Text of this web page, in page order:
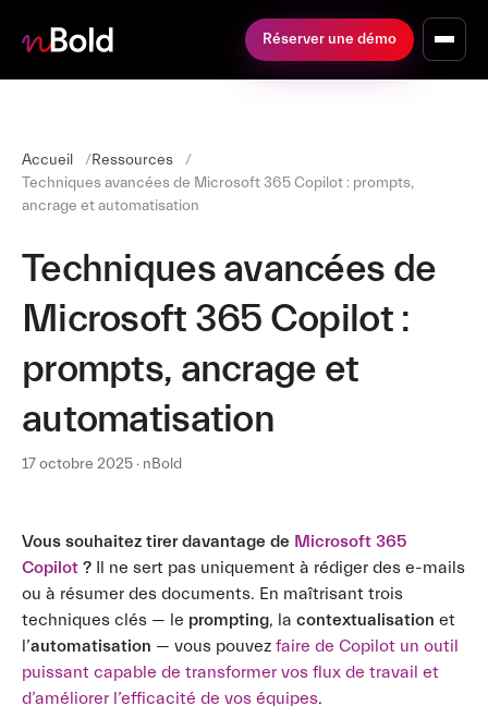
Réserver une démo
Accueil
Ressources
Techniques avancées de Microsoft 365 Copilot : prompts,
ancrage et automatisation
Techniques avancées de
Microsoft 365 Copilot :
prompts, ancrage et
automatisation
17 octobre 2025 · nBold
Vous souhaitez tirer davantage de Microsoft 365
Copilot ? Il ne sert pas uniquement à rédiger des e-mails
ou à résumer des documents. En maîtrisant trois
techniques clés — le prompting, la contextualisation et
l’automatisation — vous pouvez faire de Copilot un outil
puissant capable de transformer vos flux de travail et
d’améliorer l’efficacité de vos équipes.